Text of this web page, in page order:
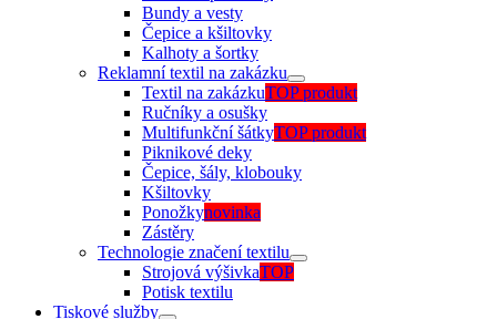
Bundy a vesty
Čepice a kšiltovky
Kalhoty a šortky
Reklamní textil na zakázku
Textil na zakázkuTOP produkt
Ručníky a osušky
Multifunkční šátkyTOP produkt
Piknikové deky
Čepice, šály, klobouky
Kšiltovky
Ponožkynovinka
Zástěry
Technologie značení textilu
Strojová výšivkaTOP
Potisk textilu
Tiskové služby